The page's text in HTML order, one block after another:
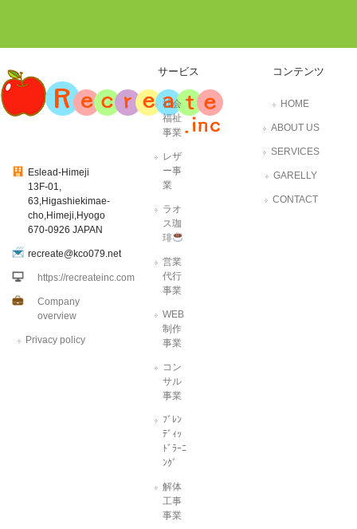
Eslead-Himeji
13F-01,
63,Higashiekimae-
cho,Himeji,Hyogo
670-0926 JAPAN
recreate@kco079.net
https://recreateinc.com
Company
overview
Privacy policy
サービス
社会
福祉
事業
レザ
ー事
業
ラオ
ス珈
琲
営業
代行
事業
WEB
制作
事業
コン
サル
事業
ﾌﾞﾚﾝ
ﾃﾞｨｯ
ﾄﾞﾗｰﾆ
ﾝｸﾞ
解体
工事
事業
コンテンツ
HOME
ABOUT US
SERVICES
GARELLY
CONTACT